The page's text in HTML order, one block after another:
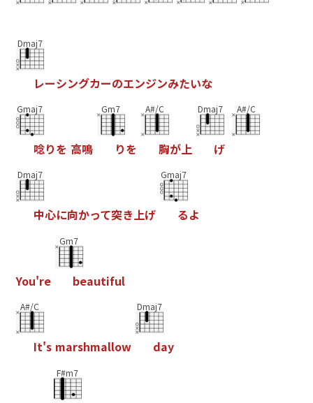
Dmaj7
レーシングカーのエンジンみたいな
Gmaj7
唸りを 高鳴
Gm7
りを
A#/C
胸が上
Dmaj7
げ
A#/C
Dmaj7
中心に向かって突き上げ
Gmaj7
るよ
You're
Gm7
beautiful
A#/C
It's marshmallow
Dmaj7
day
F#m7